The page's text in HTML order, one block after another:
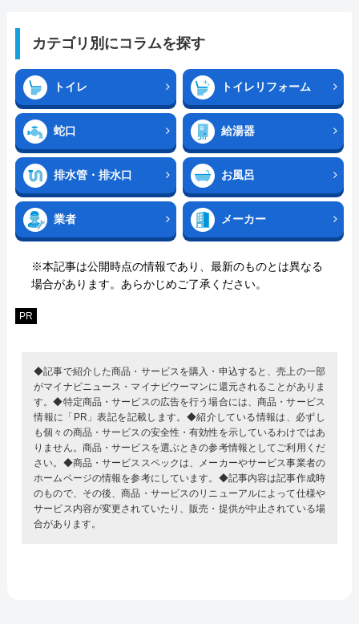
カテゴリ別にコラムを探す
トイレ トイレリフォーム
蛇口 給湯器
排水管・排水口 お風呂
業者 メーカー
※本記事は公開時点の情報であり、最新のものとは異なる
場合があります。あらかじめご了承ください。
PR
◆記事で紹介した商品・サービスを購入・申込すると、売上の一部
がマイナビニュース・マイナビウーマンに還元されることがありま
す。◆特定商品・サービスの広告を行う場合には、商品・サービス
情報に「PR」表記を記載します。◆紹介している情報は、必ずし
も個々の商品・サービスの安全性・有効性を示しているわけではあ
りません。商品・サービスを選ぶときの参考情報としてご利用くだ
さい。◆商品・サービススペックは、メーカーやサービス事業者の
ホームページの情報を参考にしています。◆記事内容は記事作成時
のもので、その後、商品・サービスのリニューアルによって仕様や
サービス内容が変更されていたり、販売・提供が中止されている場
合があります。